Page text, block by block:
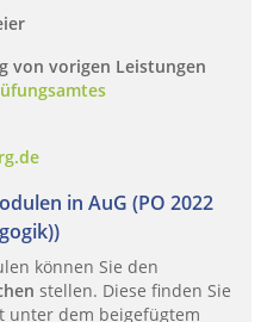
von vorigen Leistungen
in AuG (PO 2022
können Sie den
stellen. Diese finden Sie
unter dem beigefügtem